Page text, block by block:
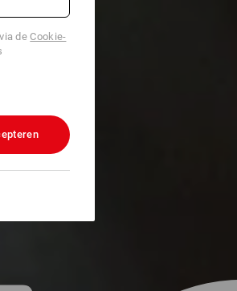
deCookie-